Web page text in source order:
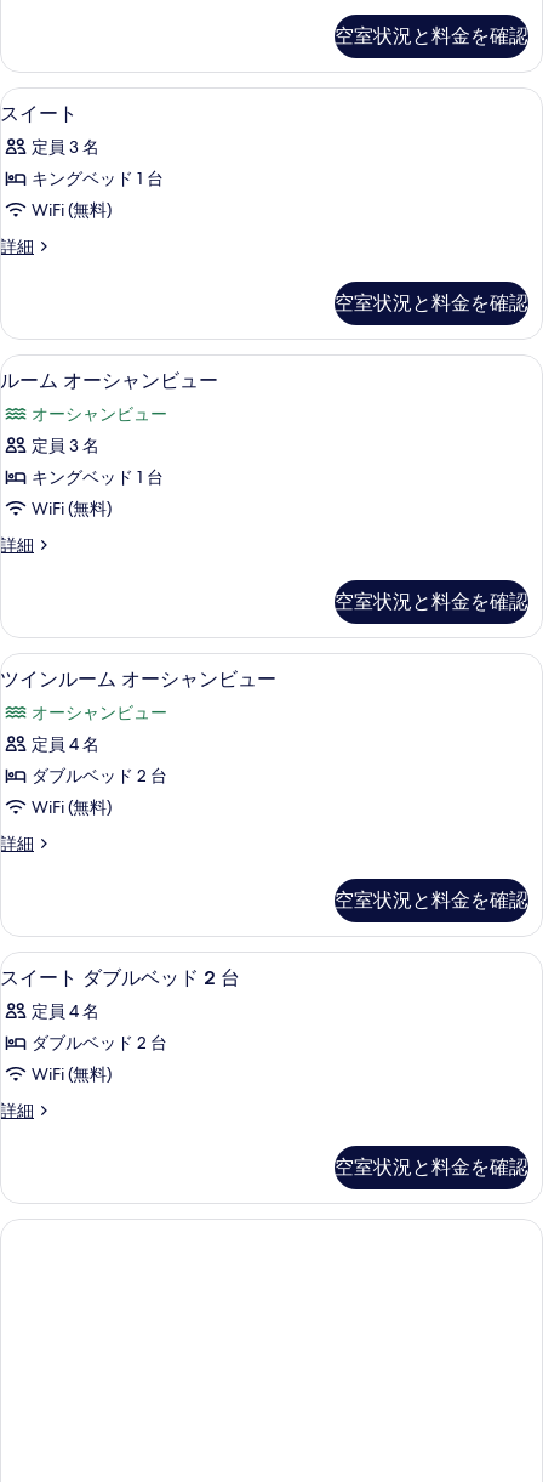
す
る
ビ
ュ
ー
の
す
べ
て
真
を
表
示
す
る
ー
ム
シ
ィ
ビ
ー
の
詳
空室状況と料金を確認
ス
イ
ー
ト
す
て
の
写
真
を
表
示
す
セーフティボックス (室内)、デスク
5
スイート
定員 3 名
キングベッド 1 台
WiFi (無料)
詳細
ス
の
詳
細
空室状況と料金を確認
ル
ム
オ
ー
ャ
ビ
ュ
ー
の
す
べ
て
の
を
表
示
す
る
セーフティボックス (室内)、デスク
5
ルーム オーシャンビュー
オーシャンビュー
定員 3 名
キングベッド 1 台
WiFi (無料)
詳細
ル
ー
シ
ャ
ビ
ュ
の
詳
空室状況と料金を確認
ツ
ン
ル
ー
オ
シ
ャ
ン
ビ
ュ
ー
の
て
の
6
ツインルーム オーシャンビュー
オーシャンビュー
定員 4 名
ダブルベッド 2 台
WiFi (無料)
詳細
ツ
ー
ム
オ
シ
ャ
ビ
ュ
ー
細
空室状況と料金を確認
ス
イ
ー
ト
ブ
ベ
ッ
5
スイート ダブルベッド 2 台
定員 4 名
ダブルベッド 2 台
WiFi (無料)
詳細
ス
ダ
ブ
ル
空室状況と料金を確認